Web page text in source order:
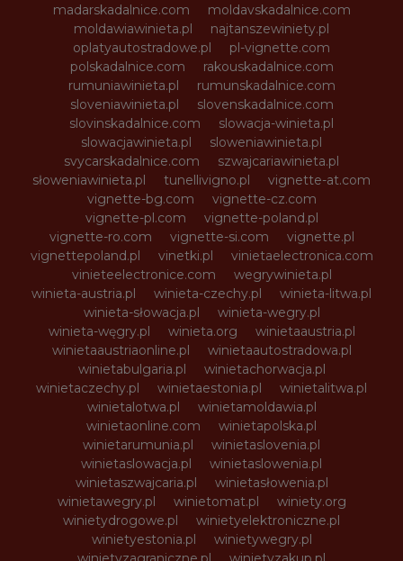
madarskadalnice.com
moldavskadalnice.com
moldawiawinieta.pl
najtanszewiniety.pl
oplatyautostradowe.pl
pl-vignette.com
polskadalnice.com
rakouskadalnice.com
rumuniawinieta.pl
rumunskadalnice.com
sloveniawinieta.pl
slovenskadalnice.com
slovinskadalnice.com
slowacja-winieta.pl
slowacjawinieta.pl
sloweniawinieta.pl
svycarskadalnice.com
szwajcariawinieta.pl
słoweniawinieta.pl
tunellivigno.pl
vignette-at.com
vignette-bg.com
vignette-cz.com
vignette-pl.com
vignette-poland.pl
vignette-ro.com
vignette-si.com
vignette.pl
vignettepoland.pl
vinetki.pl
vinietaelectronica.com
vinieteelectronice.com
wegrywinieta.pl
winieta-austria.pl
winieta-czechy.pl
winieta-litwa.pl
winieta-słowacja.pl
winieta-wegry.pl
winieta-węgry.pl
winieta.org
winietaaustria.pl
winietaaustriaonline.pl
winietaautostradowa.pl
winietabulgaria.pl
winietachorwacja.pl
winietaczechy.pl
winietaestonia.pl
winietalitwa.pl
winietalotwa.pl
winietamoldawia.pl
winietaonline.com
winietapolska.pl
winietarumunia.pl
winietaslovenia.pl
winietaslowacja.pl
winietaslowenia.pl
winietaszwajcaria.pl
winietasłowenia.pl
winietawegry.pl
winietomat.pl
winiety.org
winietydrogowe.pl
winietyelektroniczne.pl
winietyestonia.pl
winietywegry.pl